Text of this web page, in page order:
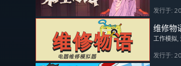
发行于:
维修物
工作模拟,
发行于: